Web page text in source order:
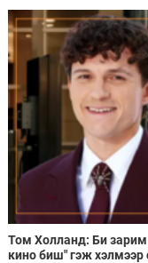
Том Холланд: Би зарим
кино биш" гэж хэлмээр